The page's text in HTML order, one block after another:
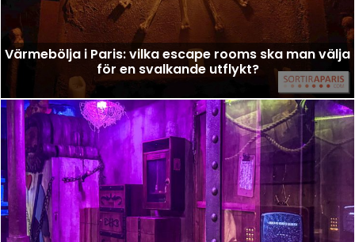
Värmebölja i Paris: vilka escape rooms ska man välja
för en svalkande utflykt?